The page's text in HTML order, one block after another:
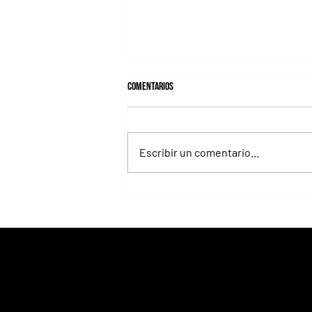
Comentarios
Escribir un comentario...